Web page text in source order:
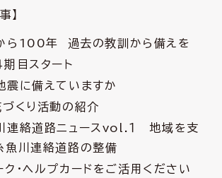
】
ら100年 過去の教訓から備えを
目スタート
震に備えていますか
くり活動の紹介
連絡道路ニュースvol.１ 地域を支
魚川連絡道路の整備
ク・ヘルプカードをご活用ください